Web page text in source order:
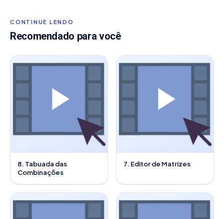
CONTINUE LENDO
Recomendado para você
8. Tabuada das
Combinações
7. Editor de Matrizes